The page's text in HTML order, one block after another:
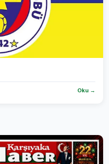
Oku →